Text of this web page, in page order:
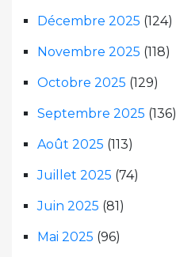
Décembre 2025 (124)
Novembre 2025 (118)
Octobre 2025 (129)
Septembre 2025 (136)
Août 2025 (113)
Juillet 2025 (74)
Juin 2025 (81)
Mai 2025 (96)